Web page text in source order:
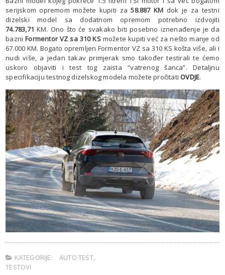
serijskom opremom možete kupiti za58.887 KM dok je za testni
dizelski model sa dodatnom opremom potrebno izdvojiti
74.783,71 KM. Ono što će svakako biti posebno iznenađenje je da
bazniFormentor VZ sa 310 KSmožete kupiti već za nešto manje od
67.000 KM. Bogato opremljen Formentor VZ sa 310 KS košta više, ali i
nudi više, a jedan takav primjerak smo također testirali te ćemo
uskoro objaviti i test tog zaista “vatrenog šanca”. Detaljnu
specifikaciju testnog dizelskog modela možete pročitatiOVDJE.
KATEGORIJE: AUTO TEST,
TESTOVI